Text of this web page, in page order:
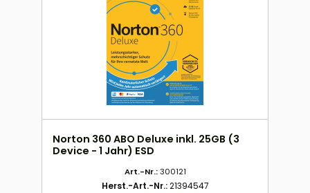
Norton 360 ABO Deluxe inkl. 25GB (3
Device - 1 Jahr) ESD
Art.-Nr.:300121
Herst.-Art.-Nr.:21394547